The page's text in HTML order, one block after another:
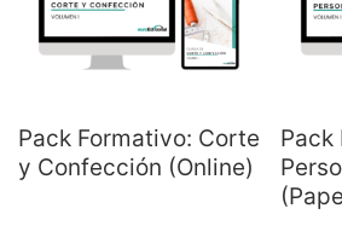
Pack Formativo: Corte
y Confección (Online)
Pack